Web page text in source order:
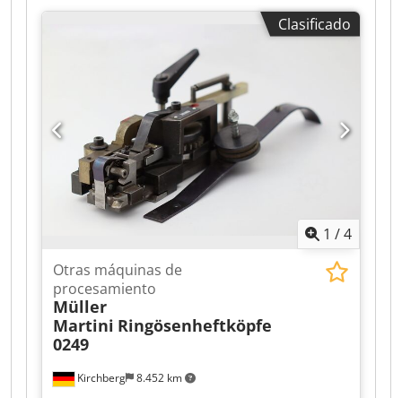
Clasificado
1 /4
Kirchberg 8.452 km
Otras máquinas de
procesamiento
Müller
Martini Ringösenheftköpfe
0249